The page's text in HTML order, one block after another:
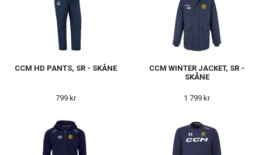
CCM HD PANTS, SR - SKÅNE
799 kr
CCM WINTER JACKET, SR -
SKÅNE
1 799 kr